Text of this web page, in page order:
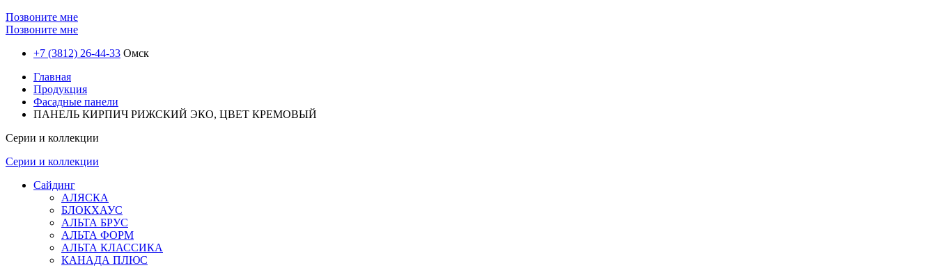
Позвоните мне
Позвоните мне
+7 (3812) 26-44-33 Омск
Главная
Продукция
Фасадные панели
ПАНЕЛЬ КИРПИЧ РИЖСКИЙ ЭКО, ЦВЕТ КРЕМОВЫЙ
Серии и коллекции
Серии и коллекции
Сайдинг
АЛЯСКА
БЛОКХАУС
АЛЬТА БРУС
АЛЬТА ФОРМ
АЛЬТА КЛАССИКА
КАНАДА ПЛЮС